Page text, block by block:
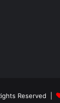
Reserved |